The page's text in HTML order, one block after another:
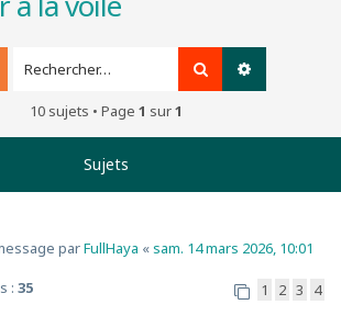
Rechercher
10 sujets • Page 1 sur1
Sujets
parFullHaya «sam. 14 mars 2026, 10:01
: 35 1 2 3 4